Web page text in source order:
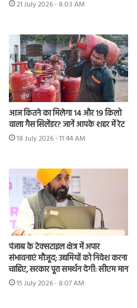
21 July 2026 - 8:03 AM
आज कितने का मिलेगा 14 और 19 किलो
वाला गैस सिलेंडर? जानें आपके शहर में रेट
18 July 2026 - 11:44 AM
पंजाब के टेक्सटाइल क्षेत्र में अपार
संभावनाएं मौजूद; उद्यमियों को निवेश करना
चाहिए, सरकार पूरा समर्थन देगी: सीएम मान
15 July 2026 - 8:07 AM